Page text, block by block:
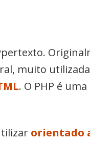
muito
. O PHP é
orientado